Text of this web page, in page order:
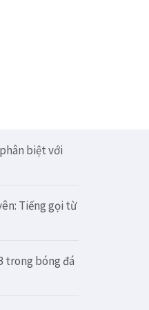
biệt với
Tiếng gọi từ
trong bóng đá